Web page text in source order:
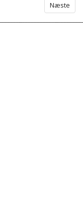
Næste